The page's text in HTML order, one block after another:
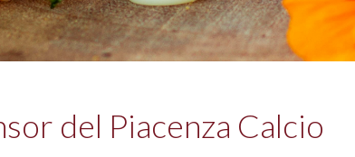
del Piacenza Calcio